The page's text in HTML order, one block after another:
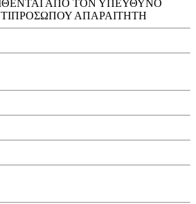
ΑΠΟ ΤΟΝ ΥΠΕΥΘΥΝΟ
ΑΠΑΡΑΙΤΗΤΗ